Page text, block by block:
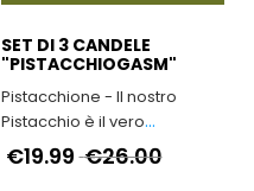
SET DI 3 CANDELE
"PISTACCHIOGASM"
Pistacchione - Il nostro
Pistacchio è il vero
Protagonista€26.00
€19.99